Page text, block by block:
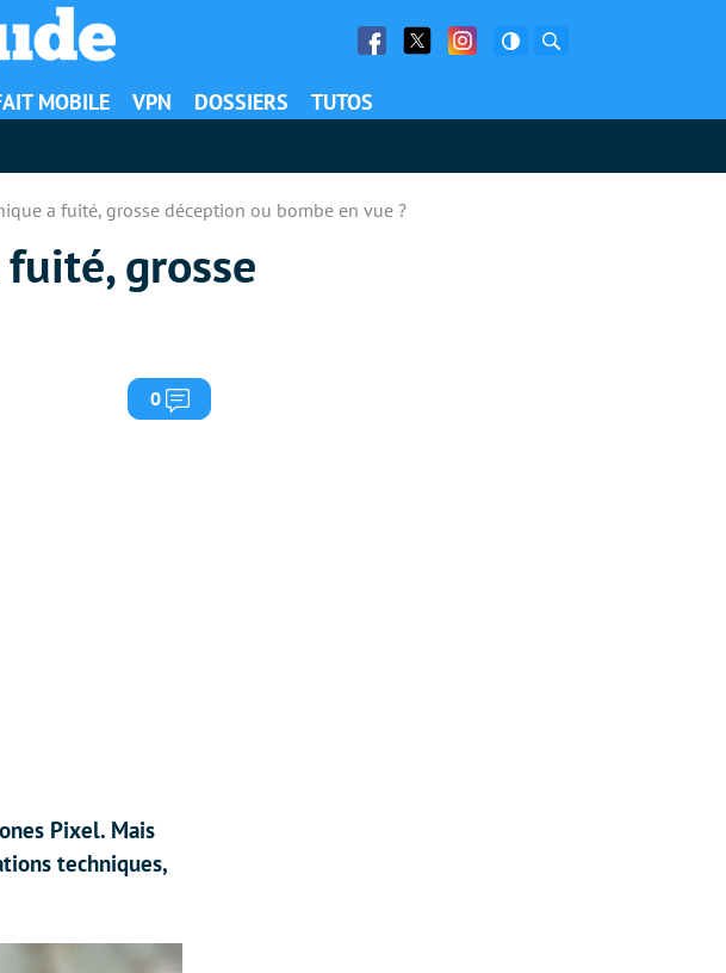
Facebook
Twitter Facebook
MOBILE VPN DOSSIERS TUTOS
a fuité, grosse déception ou bombe en vue ?
grosse
0 Commentaires
Pixel. Mais
techniques,